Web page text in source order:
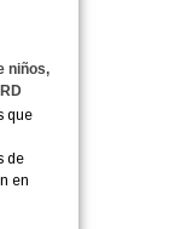
niños,
que
de
en